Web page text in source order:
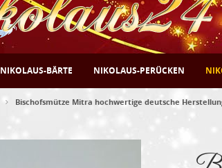
NIKOLAUS-BÄRTE NIKOLAUS-PERÜCKEN
Bischofsmütze Mitra hochwertige deutsche